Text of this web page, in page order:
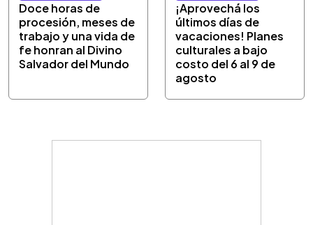
Doce horas de
procesión, meses de
trabajo y una vida de
fe honran al Divino
Salvador del Mundo
¡Aprovechá los
últimos días de
vacaciones! Planes
culturales a bajo
costo del 6 al 9 de
agosto